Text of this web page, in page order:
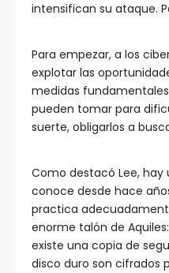
intensifican su ataque.
Para empezar, a los
explotar las
medidas
pueden tomar para
suerte, obligarlos a
Como destacó Lee,
conoce desde hace
practica
enorme talón de
existe una copia de
disco duro son cifrados